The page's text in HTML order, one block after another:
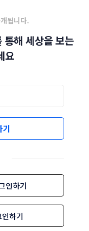
됩니다.
해 세상을 보는
요
기
인하기
하기